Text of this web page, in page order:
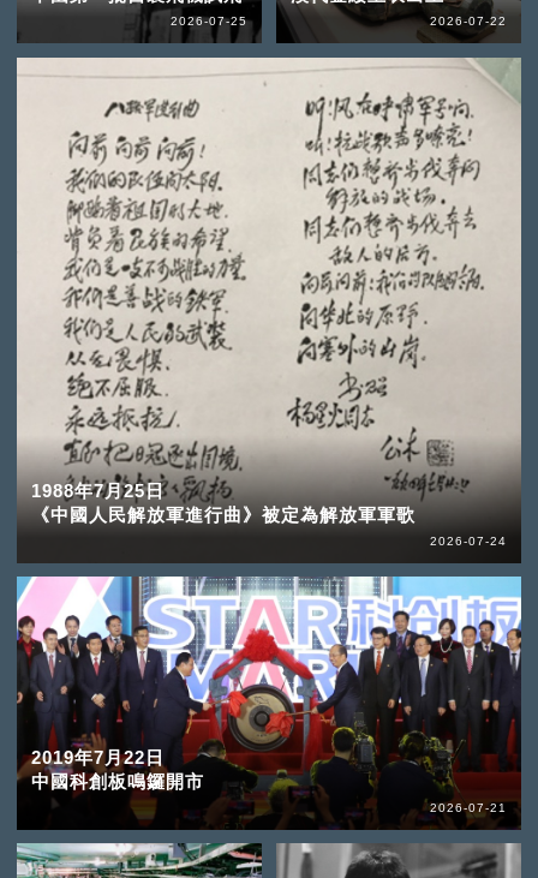
2026-07-25
1988年7月25日
《中國人民解放軍進行曲》被定為解放軍軍歌
2026-07-24
2026-07-22
2019年7月22日
中國科創板鳴鑼開市
2026-07-21